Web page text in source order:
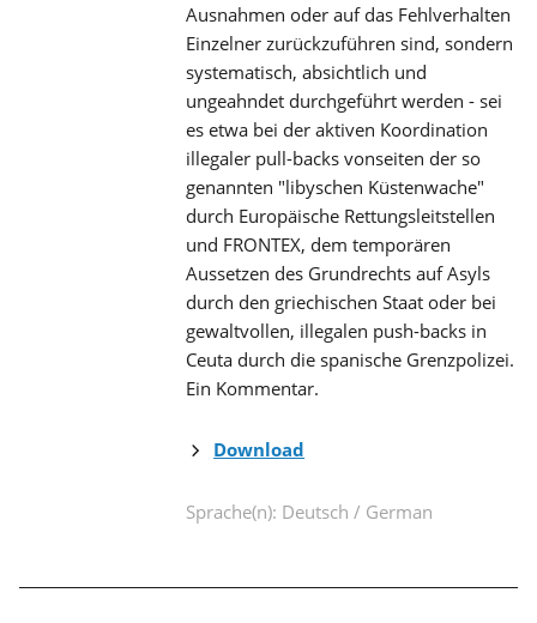
Ausnahmen oder auf das Fehlverhalten
Einzelner zurückzuführen sind, sondern
systematisch, absichtlich und
ungeahndet durchgeführt werden - sei
es etwa bei der aktiven Koordination
illegaler pull-backs vonseiten der so
genannten "libyschen Küstenwache"
durch Europäische Rettungsleitstellen
und FRONTEX, dem temporären
Aussetzen des Grundrechts auf Asyls
durch den griechischen Staat oder bei
gewaltvollen, illegalen push-backs in
Ceuta durch die spanische Grenzpolizei.
Ein Kommentar.
Download
Sprache(n): Deutsch / German